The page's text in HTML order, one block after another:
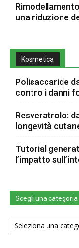
una riduzione
Kosmetica
Polisaccaride
contro i danni
Resveratrolo:
longevità
Tutorial
l’impatto
Scegli una categoria
Scegli
una